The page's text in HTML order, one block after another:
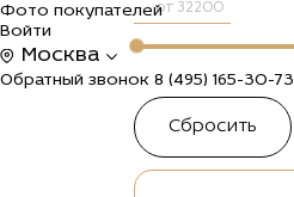
Фото покупателей
Войти
Москва
Обратный звонок 8 (495) 165-30-73
от